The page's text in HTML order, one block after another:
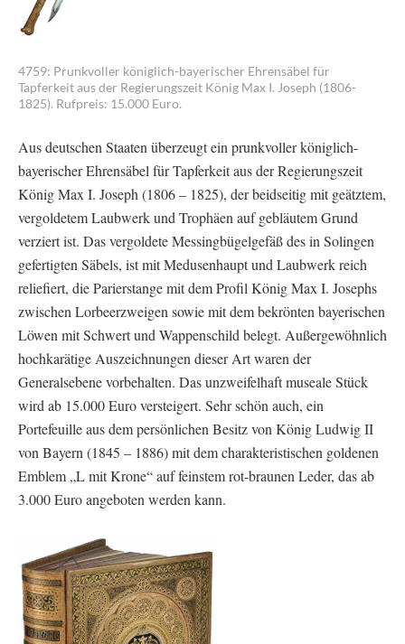
4759: Prunkvoller königlich-bayerischer Ehrensäbel für
Tapferkeit aus der Regierungszeit König Max I. Joseph (1806-
1825). Rufpreis: 15.000 Euro.
Aus deutschen Staaten überzeugt ein prunkvoller königlich-
bayerischer Ehrensäbel für Tapferkeit aus der Regierungszeit
König Max I. Joseph (1806 – 1825), der beidseitig mit geätztem,
vergoldetem Laubwerk und Trophäen auf gebläutem Grund
verziert ist. Das vergoldete Messingbügelgefäß des in Solingen
gefertigten Säbels, ist mit Medusenhaupt und Laubwerk reich
reliefiert, die Parierstange mit dem Profil König Max I. Josephs
zwischen Lorbeerzweigen sowie mit dem bekrönten bayerischen
Löwen mit Schwert und Wappenschild belegt. Außergewöhnlich
hochkarätige Auszeichnungen dieser Art waren der
Generalsebene vorbehalten. Das unzweifelhaft museale Stück
wird ab 15.000 Euro versteigert. Sehr schön auch, ein
Portefeuille aus dem persönlichen Besitz von König Ludwig II
von Bayern (1845 – 1886) mit dem charakteristischen goldenen
Emblem „L mit Krone“ auf feinstem rot-braunen Leder, das ab
3.000 Euro angeboten werden kann.